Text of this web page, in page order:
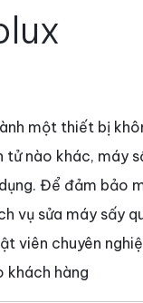
một thiết bị
tử nào khác, máy
Để đảm bảo
vụ sửa máy sấy
viên chuyên
khách hàng